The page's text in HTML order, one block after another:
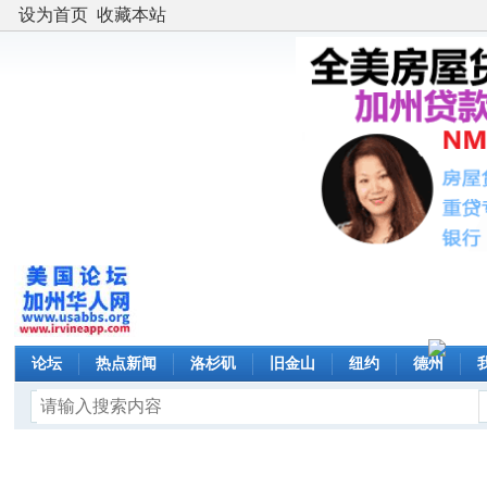
设为首页 收藏本站
论坛 热点新闻 洛杉矶 旧金山 纽约 德州